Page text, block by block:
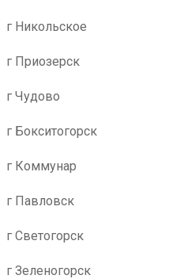
г Никольское
г Приозерск
г Чудово
г Бокситогорск
г Коммунар
г Павловск
г Светогорск
г Зеленогорск